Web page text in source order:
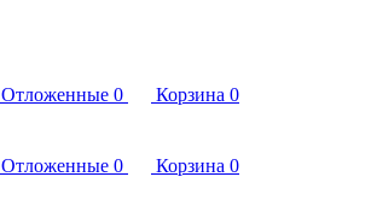
Отложенные 0 Корзина 0
Отложенные 0 Корзина 0